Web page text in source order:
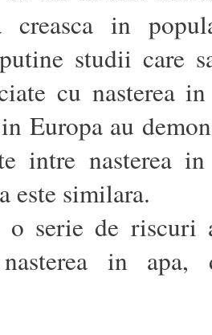
creasca in
studii care
cu nasterea
Europa au
intre nasterea
este similara.
o serie de riscuri
in apa,